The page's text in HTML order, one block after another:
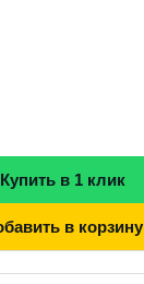
Купить в 1 клик
в корзину